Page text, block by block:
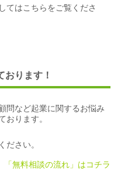
てはこちらをご覧くださ
ります！
問など起業に関するお悩み
おります。
ださい。
「無料相談の流れ」はコチラ